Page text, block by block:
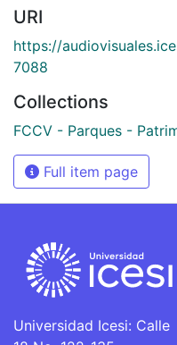
URI
https://
7088
Collections
FCCV - Parques -
Full item page
Universidad Icesi: Calle